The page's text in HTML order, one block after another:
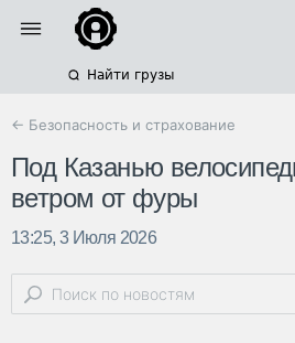
Найти грузы
← Безопасность и страхование
Под Казанью
ветром от фуры
13:25, 3 Июля 2026